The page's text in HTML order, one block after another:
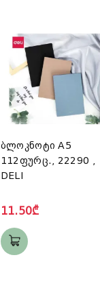
ბლოკნოტი A5
112ფურც., 22290 ,
DELI
11.50₾